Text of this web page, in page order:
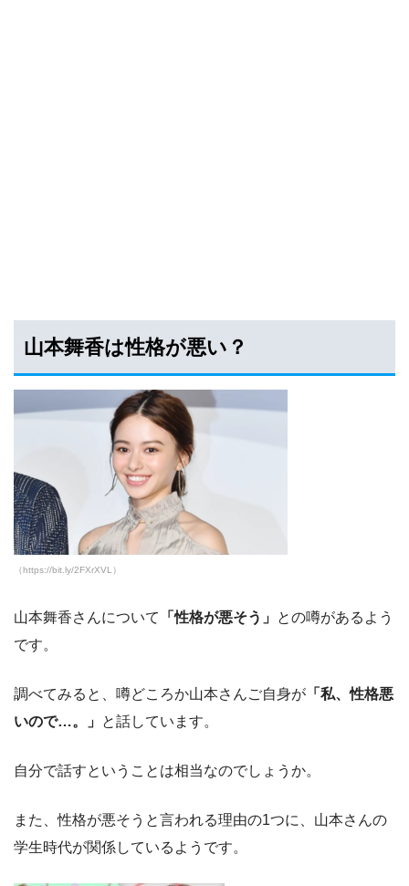
山本舞香は性格が悪い？
（https://bit.ly/2FXrXVL）
山本舞香さんについて 「性格が悪そう」 との噂があるよう
です。
調べてみると、噂どころか山本さんご自身が 「私、性格悪
いので…。」 と話しています。
自分で話すということは相当なのでしょうか。
また、性格が悪そうと言われる理由の1つに、山本さんの
学生時代が関係しているようです。